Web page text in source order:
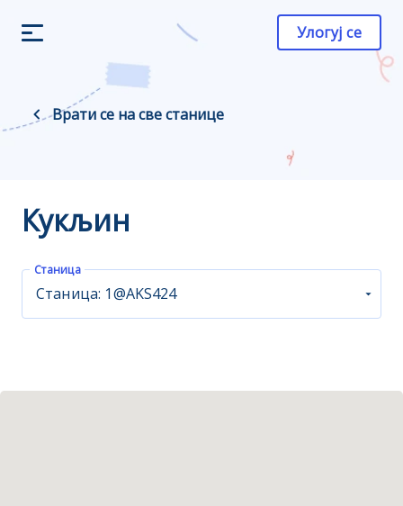
Улогуј се
Врати се на све станице
Кукљин
Станица
Станица: 1@AKS424